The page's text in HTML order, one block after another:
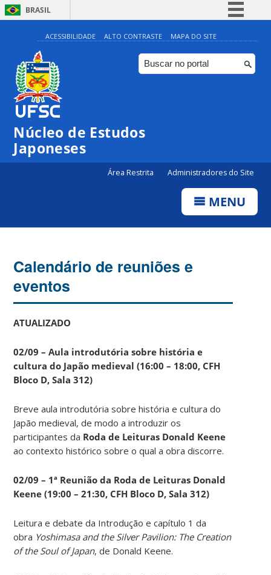
BRASIL
Simplifique!
Comunica BR
Participe
ACESSIBILIDADE ALTO CONTRASTE MAPA DO SITE
Núcleo de Estudos
Japoneses
Área Restrita Administradores do Site
MENU
Calendário de reuniões e
eventos
ATUALIZADO
02/09 – Aula introdutória sobre história e
cultura do Japão medieval (16:00 – 18:00, CFH
Bloco D, Sala 312)
Breve aula introdutória sobre história e cultura do
Japão medieval, de modo a introduzir os
participantes da Roda de Leituras Donald Keene
ao contexto histórico sobre o qual a obra discorre.
02/09 – 1ª Reunião da Roda de Leituras Donald
Keene (19:00 – 21:30, CFH Bloco D, Sala 312)
Leitura e debate da Introdução e capítulo 1 da
obra Yoshimasa and the Silver Pavilion: The Creation
of the Soul of Japan, de Donald Keene.